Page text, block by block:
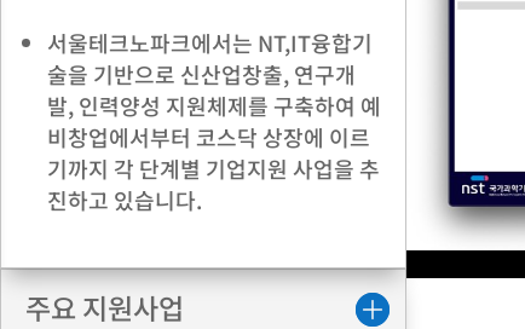
서울테크노파크에서는 NT,IT융합기
술을 기반으로 신산업창출, 연구개
발, 인력양성 지원체제를 구축하여 예
비창업에서부터 코스닥 상장에 이르
기까지 각 단계별 기업지원 사업을 추
진하고 있습니다.
주요 지원사업